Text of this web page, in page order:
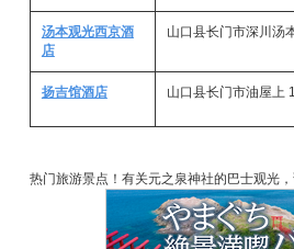
汤本观光西京酒
店
山口县长门市深川汤
扬吉馆酒店 山口县长门市油屋上
热门旅游景点！有关元之泉神社的巴士观光，